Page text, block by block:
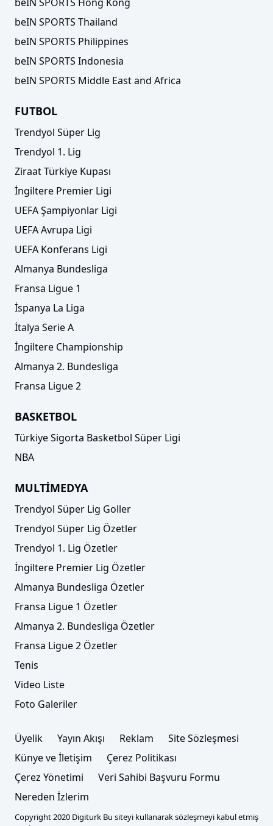
beIN SPORTS Thailand
beIN SPORTS Philippines
beIN SPORTS Indonesia
beIN SPORTS Middle East and Africa
FUTBOL
Trendyol Süper Lig
Trendyol 1. Lig
Ziraat Türkiye Kupası
İngiltere Premier Ligi
UEFA Şampiyonlar Ligi
UEFA Avrupa Ligi
UEFA Konferans Ligi
Almanya Bundesliga
Fransa Ligue 1
İspanya La Liga
İtalya Serie A
İngiltere Championship
Almanya 2. Bundesliga
Fransa Ligue 2
BASKETBOL
Türkiye Sigorta Basketbol Süper Ligi
NBA
MULTİMEDYA
Trendyol Süper Lig Goller
Trendyol Süper Lig Özetler
Trendyol 1. Lig Özetler
İngiltere Premier Lig Özetler
Almanya Bundesliga Özetler
Fransa Ligue 1 Özetler
Almanya 2. Bundesliga Özetler
Fransa Ligue 2 Özetler
Tenis
Video Liste
Foto Galeriler
Üyelik Yayın Akışı Reklam
Site Sözleşmesi
Künye ve İletişim
Çerez Politikası
Çerez Yönetimi
Veri Sahibi Başvuru Formu
Nereden İzlerim
Copyright 2020 Digiturk Bu siteyi kullanarak sözleşmeyi kabul etmiş